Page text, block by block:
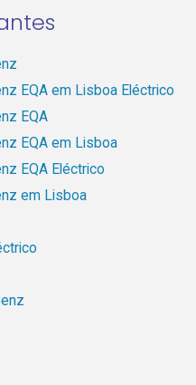
EQA em Lisboa Eléctrico
EQA
EQA em Lisboa
EQA Eléctrico
em Lisboa